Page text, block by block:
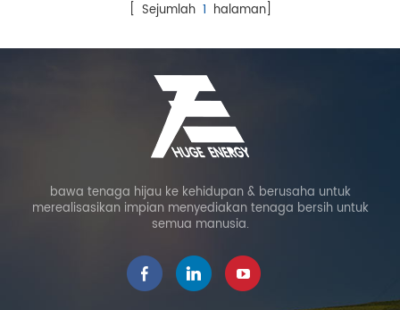
[ Sejumlah 1 halaman]
bawa tenaga hijau ke kehidupan & berusaha untuk
merealisasikan impian menyediakan tenaga bersih untuk
semua manusia.